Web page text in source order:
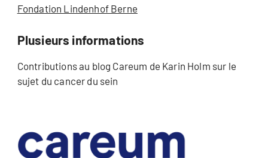
Fondation Lindenhof Berne
Plusieurs informations
Contributions au blog Careum de Karin Holm sur le
sujet du cancer du sein